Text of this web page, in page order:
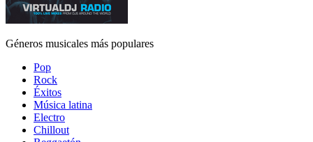
Géneros musicales más populares
Pop
Rock
Éxitos
Música latina
Electro
Chillout